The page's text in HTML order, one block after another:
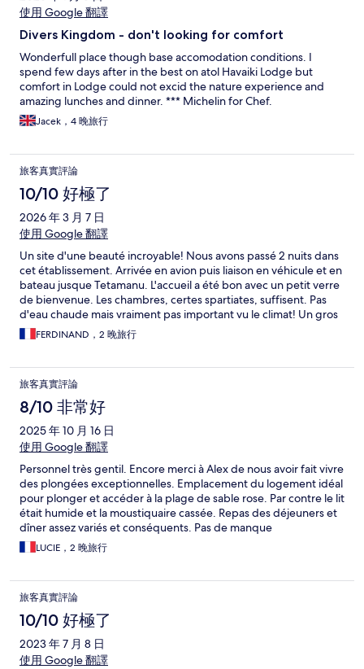
使用 Google 翻譯
Divers Kingdom - don't looking for comfort
Wonderfull place though base accomodation conditions. I
spend few days after in the best on atol Havaiki Lodge but
comfort in Lodge could not excid the nature experience and
amazing lunches and dinner. *** Michelin for Chef.
Jacek，4 晚旅行
旅客真實評論
10/10 好極了
2026 年 3 月 7 日
使用 Google 翻譯
Un site d'une beauté incroyable! Nous avons passé 2 nuits dans
cet établissement. Arrivée en avion puis liaison en véhicule et en
bateau jusque Tetamanu. L'accueil a été bon avec un petit verre
de bienvenue. Les chambres, certes spartiates, suffisent. Pas
d'eau chaude mais vraiment pas important vu le climat! Un gros
atout : la terrasse donnant sur le lagon! Dès le matin, le paradis...
Concernant les repas, nous avons mangé à notre faim.
ont été servis avant le retour des plongeurs. Du coup, froid
lorsque nous passons à table. De plus, 10mn chrono, les plats
sont retirés... Dommage. Pour la plongée, nous avons été très
bien pris en compte par des moniteurs compétents et à l'écoute
mais pas aidés par le matériel vieillissant... A charge du
propriétaire de renouveler le matériel... Nous sommes satisfaits
retourner....
FERDINAND，2 晚旅行
旅客真實評論
8/10 非常好
2025 年 10 月 16 日
使用 Google 翻譯
Personnel très gentil. Encore merci à Alex de nous avoir fait vivre
des plongées exceptionnelles. Emplacement du logement idéal
pour plonger et accéder à la plage de sable rose. Par contre le lit
était humide et la moustiquaire cassée. Repas des déjeuners et
dîner assez variés et conséquents. Pas de manque
contrairement à ce peut être dit dans d autres commentaires.
Par contre sur le trajet retour nous étions 20 dans un bateau de
cher.
LUCIE，2 晚旅行
旅客真實評論
10/10 好極了
2023 年 7 月 8 日
使用 Google 翻譯